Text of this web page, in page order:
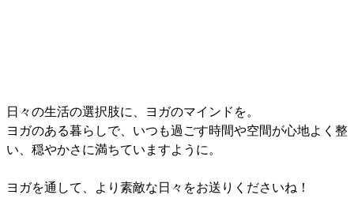
日々の生活の選択肢に、ヨガのマインドを。
ヨガのある暮らしで、いつも過ごす時間や空間が心地よく整
い、穏やかさに満ちていますように。
ヨガを通して、より素敵な日々をお送りくださいね！